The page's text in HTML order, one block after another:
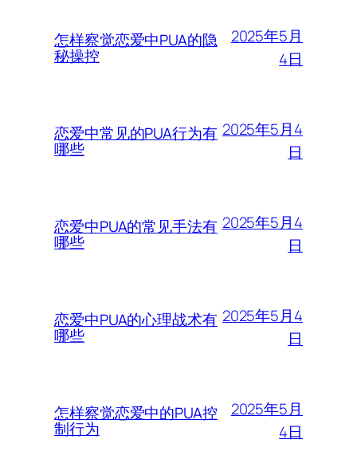
怎样察觉恋爱中PUA的隐
秘操控
2025年5月
4日
恋爱中常见的PUA行为有
哪些
2025年5月4
日
恋爱中PUA的常见手法有
哪些
2025年5月4
日
恋爱中PUA的心理战术有
哪些
2025年5月4
日
怎样察觉恋爱中的PUA控
制行为
2025年5月
4日